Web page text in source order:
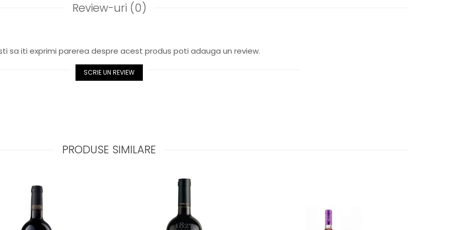
Review-uri (0)
sa iti exprimi parerea despre acest produs poti adauga un review.
SCRIE UN REVIEW
PRODUSE SIMILARE